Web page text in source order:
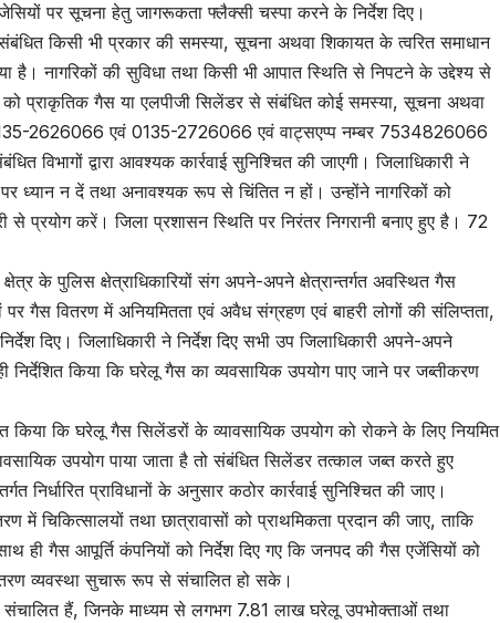
पर सूचना हेतु जागरूकता फ्लैक्सी चस्पा करने के निर्देश दिए।
किसी भी प्रकार की समस्या, सूचना अथवा शिकायत के त्वरित समाधान
नागरिकों की सुविधा तथा किसी भी आपात स्थिति से निपटने के उद्देश्य से
प्राकृतिक गैस या एलपीजी सिलेंडर से संबंधित कोई समस्या, सूचना अथवा
2626066 एवं 0135-2726066 एवं वाट्सएप्प नम्बर 7534826066
द्वारा आवश्यक कार्रवाई सुनिश्चित की जाएगी। जिलाधिकारी ने
ध्यान न दें तथा अनावश्यक रूप से चिंतित न हों। उन्होंने नागरिकों को
प्रयोग करें। जिला प्रशासन स्थिति पर निरंतर निगरानी बनाए हुए है। 72
के पुलिस क्षेत्राधिकारियों संग अपने-अपने क्षेत्रान्तर्गत अवस्थित गैस
गैस वितरण में अनियमितता एवं अवैध संग्रहण एवं बाहरी लोगों की संलिप्तता,
दिए। जिलाधिकारी ने निर्देश दिए सभी उप जिलाधिकारी अपने-अपने
किया कि घरेलू गैस का व्यवसायिक उपयोग पाए जाने पर जब्तीकरण
किया कि घरेलू गैस सिलेंडरों के व्यावसायिक उपयोग को रोकने के लिए नियमित
उपयोग पाया जाता है तो संबंधित सिलेंडर तत्काल जब्त करते हुए
प्राविधानों के अनुसार कठोर कार्रवाई सुनिश्चित की जाए।
में चिकित्सालयों तथा छात्रावासों को प्राथमिकता प्रदान की जाए, ताकि
गैस आपूर्ति कंपनियों को निर्देश दिए गए कि जनपद की गैस एजेंसियों को
व्यवस्था सुचारू रूप से संचालित हो सके।
हैं, जिनके माध्यम से लगभग 7.81 लाख घरेलू उपभोक्ताओं तथा